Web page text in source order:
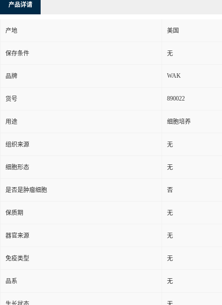
产品详请
产地 美国
保存条件 无
品牌 WAK
货号 890022
用途 细胞培养
组织来源 无
细胞形态 无
是否是肿瘤细胞 否
保质期 无
器官来源 无
免疫类型 无
品系 无